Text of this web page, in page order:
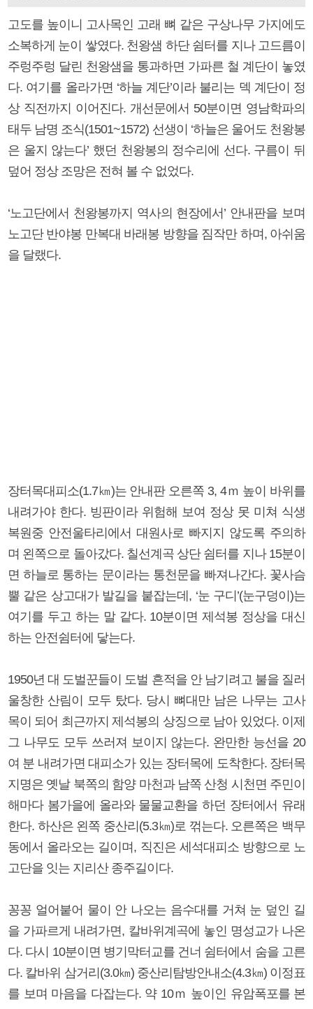
고도를 높이니 고사목인 고래 뼈 같은 구상나무 가지에도
소복하게 눈이 쌓였다. 천왕샘 하단 쉼터를 지나 고드름이
주렁주렁 달린 천왕샘을 통과하면 가파른 철 계단이 놓였
다. 여기를 올라가면 ‘하늘 계단’이라 불리는 덱 계단이 정
상 직전까지 이어진다. 개선문에서 50분이면 영남학파의
태두 남명 조식(1501~1572) 선생이 ‘하늘은 울어도 천왕봉
은 울지 않는다’ 했던 천왕봉의 정수리에 선다. 구름이 뒤
덮어 정상 조망은 전혀 볼 수 없었다.
‘노고단에서 천왕봉까지 역사의 현장에서’ 안내판을 보며
노고단 반야봉 만복대 바래봉 방향을 짐작만 하며, 아쉬움
을 달랬다.
장터목대피소(1.7㎞)는 안내판 오른쪽 3, 4ｍ 높이 바위를
내려가야 한다. 빙판이라 위험해 보여 정상 못 미쳐 식생
복원중 안전울타리에서 대원사로 빠지지 않도록 주의하
며 왼쪽으로 돌아갔다. 칠선계곡 상단 쉼터를 지나 15분이
면 하늘로 통하는 문이라는 통천문을 빠져나간다. 꽃사슴
뿔 같은 상고대가 발길을 붙잡는데, ‘눈 구디’(눈구덩이)는
여기를 두고 하는 말 같다. 10분이면 제석봉 정상을 대신
하는 안전쉼터에 닿는다.
1950년 대 도벌꾼들이 도벌 흔적을 안 남기려고 불을 질러
울창한 산림이 모두 탔다. 당시 뼈대만 남은 나무는 고사
목이 되어 최근까지 제석봉의 상징으로 남아 있었다. 이제
그 나무도 모두 쓰러져 보이지 않는다. 완만한 능선을 20
여 분 내려가면 대피소가 있는 장터목에 도착한다. 장터목
지명은 옛날 북쪽의 함양 마천과 남쪽 산청 시천면 주민이
해마다 봄가을에 올라와 물물교환을 하던 장터에서 유래
한다. 하산은 왼쪽 중산리(5.3㎞)로 꺾는다. 오른쪽은 백무
동에서 올라오는 길이며, 직진은 세석대피소 방향으로 노
고단을 잇는 지리산 종주길이다.
꽁꽁 얼어붙어 물이 안 나오는 음수대를 거쳐 눈 덮인 길
을 가파르게 내려가면, 칼바위계곡에 놓인 명성교가 나온
다. 다시 10분이면 병기막터교를 건너 쉼터에서 숨을 고른
다. 칼바위 삼거리(3.0㎞) 중산리탐방안내소(4.3㎞) 이정표
를 보며 마음을 다잡는다. 약 10ｍ 높이인 유암폭포를 본